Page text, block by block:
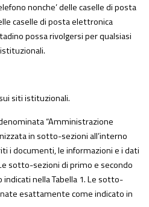
nonche’ delle caselle di posta
caselle di posta elettronica
possa rivolgersi per qualsiasi
siti istituzionali.
“Amministrazione
in sotto-sezioni all’interno
i documenti, le informazioni e i dati
sotto-sezioni di primo e secondo
nella Tabella 1. Le sotto-
esattamente come indicato in